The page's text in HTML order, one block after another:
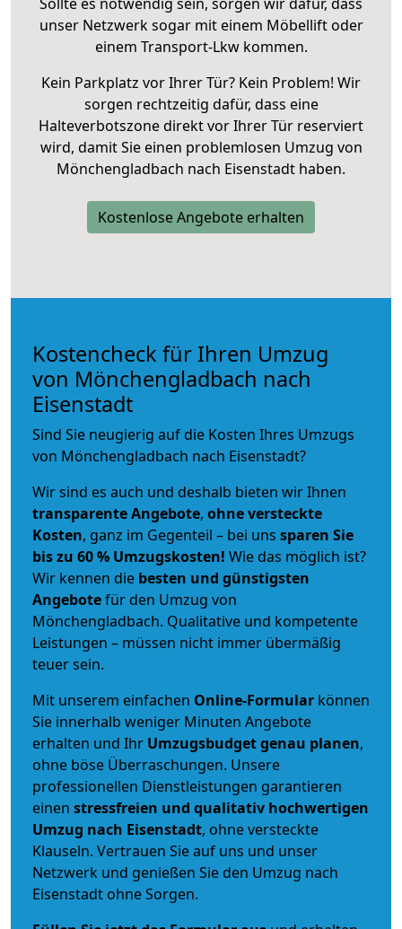
unser Netzwerk sogar mit einem Möbellift oder
einem Transport-Lkw kommen.
Kein Parkplatz vor Ihrer Tür? Kein Problem! Wir
sorgen rechtzeitig dafür, dass eine
Halteverbotszone direkt vor Ihrer Tür reserviert
wird, damit Sie einen problemlosen Umzug von
Mönchengladbach nach Eisenstadt haben.
Kostenlose Angebote erhalten
Kostencheck für Ihren Umzug
von Mönchengladbach nach
Eisenstadt
Sind Sie neugierig auf die Kosten Ihres Umzugs
von Mönchengladbach nach Eisenstadt?
Wir sind es auch und deshalb bieten wir Ihnen
transparente Angebote, ohne versteckte
Kosten, ganz im Gegenteil – bei uns sparen Sie
bis zu 60 % Umzugskosten! Wie das möglich ist?
Wir kennen die besten und günstigsten
Angebotefür den Umzug von
Mönchengladbach. Qualitative und kompetente
Leistungen – müssen nicht immer übermäßig
teuer sein.
Mit unserem einfachen Online-Formular können
Sie innerhalb weniger Minuten Angebote
erhalten und Ihr Umzugsbudgetgenau planen,
ohne böse Überraschungen. Unsere
professionellen Dienstleistungen garantieren
einen stressfreien und qualitativ hochwertigen
Umzug nach Eisenstadt, ohne versteckte
Klauseln. Vertrauen Sie auf uns und unser
Netzwerk und genießen Sie den Umzug nach
Eisenstadt ohne Sorgen.